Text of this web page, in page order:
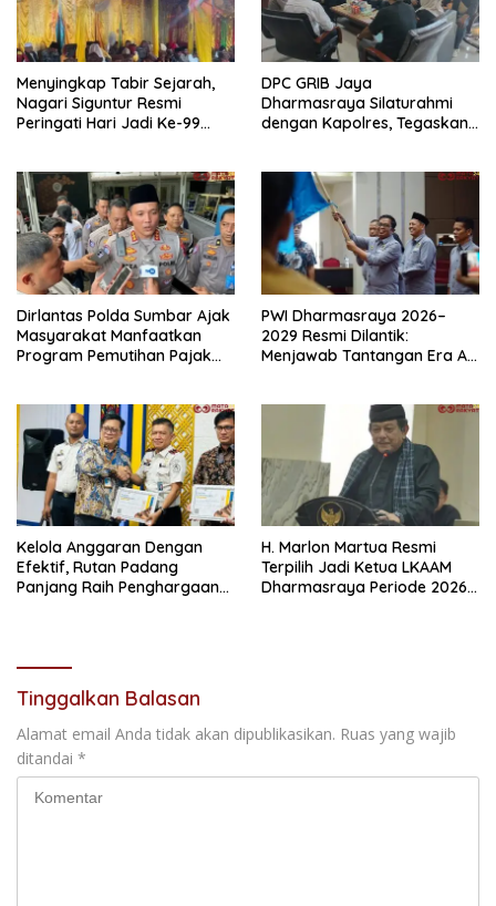
Menyingkap Tabir Sejarah,
Nagari Siguntur Resmi
Peringati Hari Jadi Ke-99
DPC GRIB Jaya
Dharmasraya Silaturahmi
dengan Kapolres, Tegaskan
Dirlantas Polda Sumbar Ajak
Masyarakat Manfaatkan
Program Pemutihan Pajak
PWI Dharmasraya 2026–
2029 Resmi Dilantik:
Menjawab Tantangan Era AI
Kelola Anggaran Dengan
Efektif, Rutan Padang
Panjang Raih Penghargaan
H. Marlon Martua Resmi
Terpilih Jadi Ketua LKAAM
Dharmasraya Periode 2026–
Tinggalkan Balasan
Alamat email Anda tidak akan dipublikasikan. Ruas yang wajib
ditandai *